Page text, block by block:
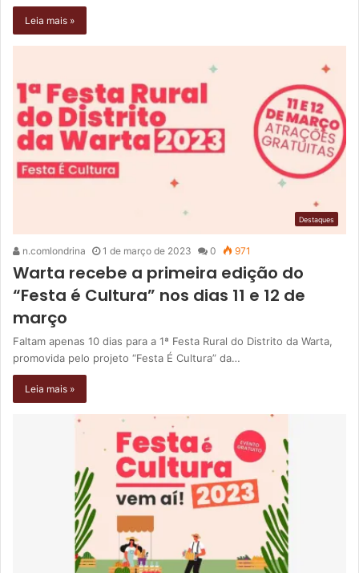
Leia mais »
Destaques
n.comlondrina 1 de março de 2023 0 971
Warta recebe a primeira edição do
“Festa é Cultura” nos dias 11 e 12 de
março
Faltam apenas 10 dias para a 1ª Festa Rural do Distrito da Warta,
promovida pelo projeto “Festa É Cultura” da…
Leia mais »